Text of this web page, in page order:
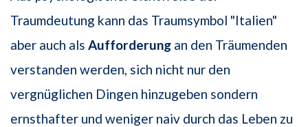
Traumdeutung kann das Traumsymbol "Italien"
aber auch als Aufforderung an den Träumenden
verstanden werden, sich nicht nur den
vergnüglichen Dingen hinzugeben sondern
ernsthafter und weniger naiv durch das Leben zu